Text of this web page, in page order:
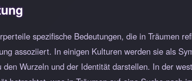
spezifische Bedeutungen, die in Träumen
assoziiert. In einigen Kulturen werden sie als
den Wurzeln und der Identität darstellen. In der